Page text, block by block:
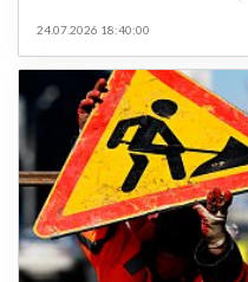
24.07.2026 18:40:00